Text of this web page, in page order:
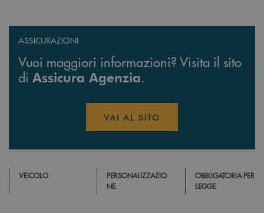
ASSICURAZIONI
Vuoi maggiori informazioni? Visita il sito
di Assicura Agenzia.
VAI AL SITO
VEICOLO
PERSONALIZZAZIO
NE
OBBLIGATORIA PER
LEGGE